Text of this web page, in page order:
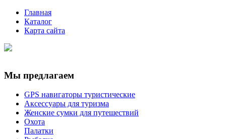
Главная
Каталог
Карта сайта
Мы предлагаем
GPS навигаторы туристические
Аксессуары для туризма
Женские сумки для путешествий
Охота
Палатки